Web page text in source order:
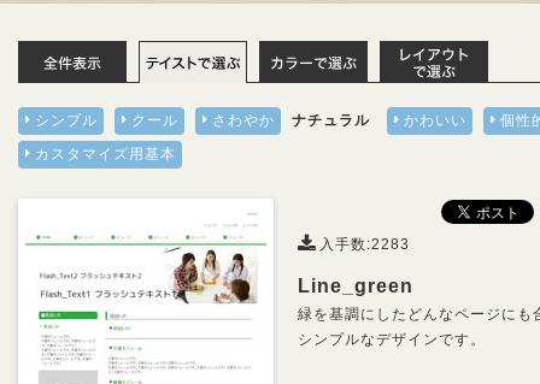
シンプル クール さわやか ナチュラル かわいい
個性
カスタマイズ用基本
入手数:2283
Line_green
緑を基調にしたどんなページにも
シンプルなデザインです。